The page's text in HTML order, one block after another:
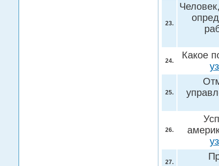
23.
24.
Какое
25.
26.
27.